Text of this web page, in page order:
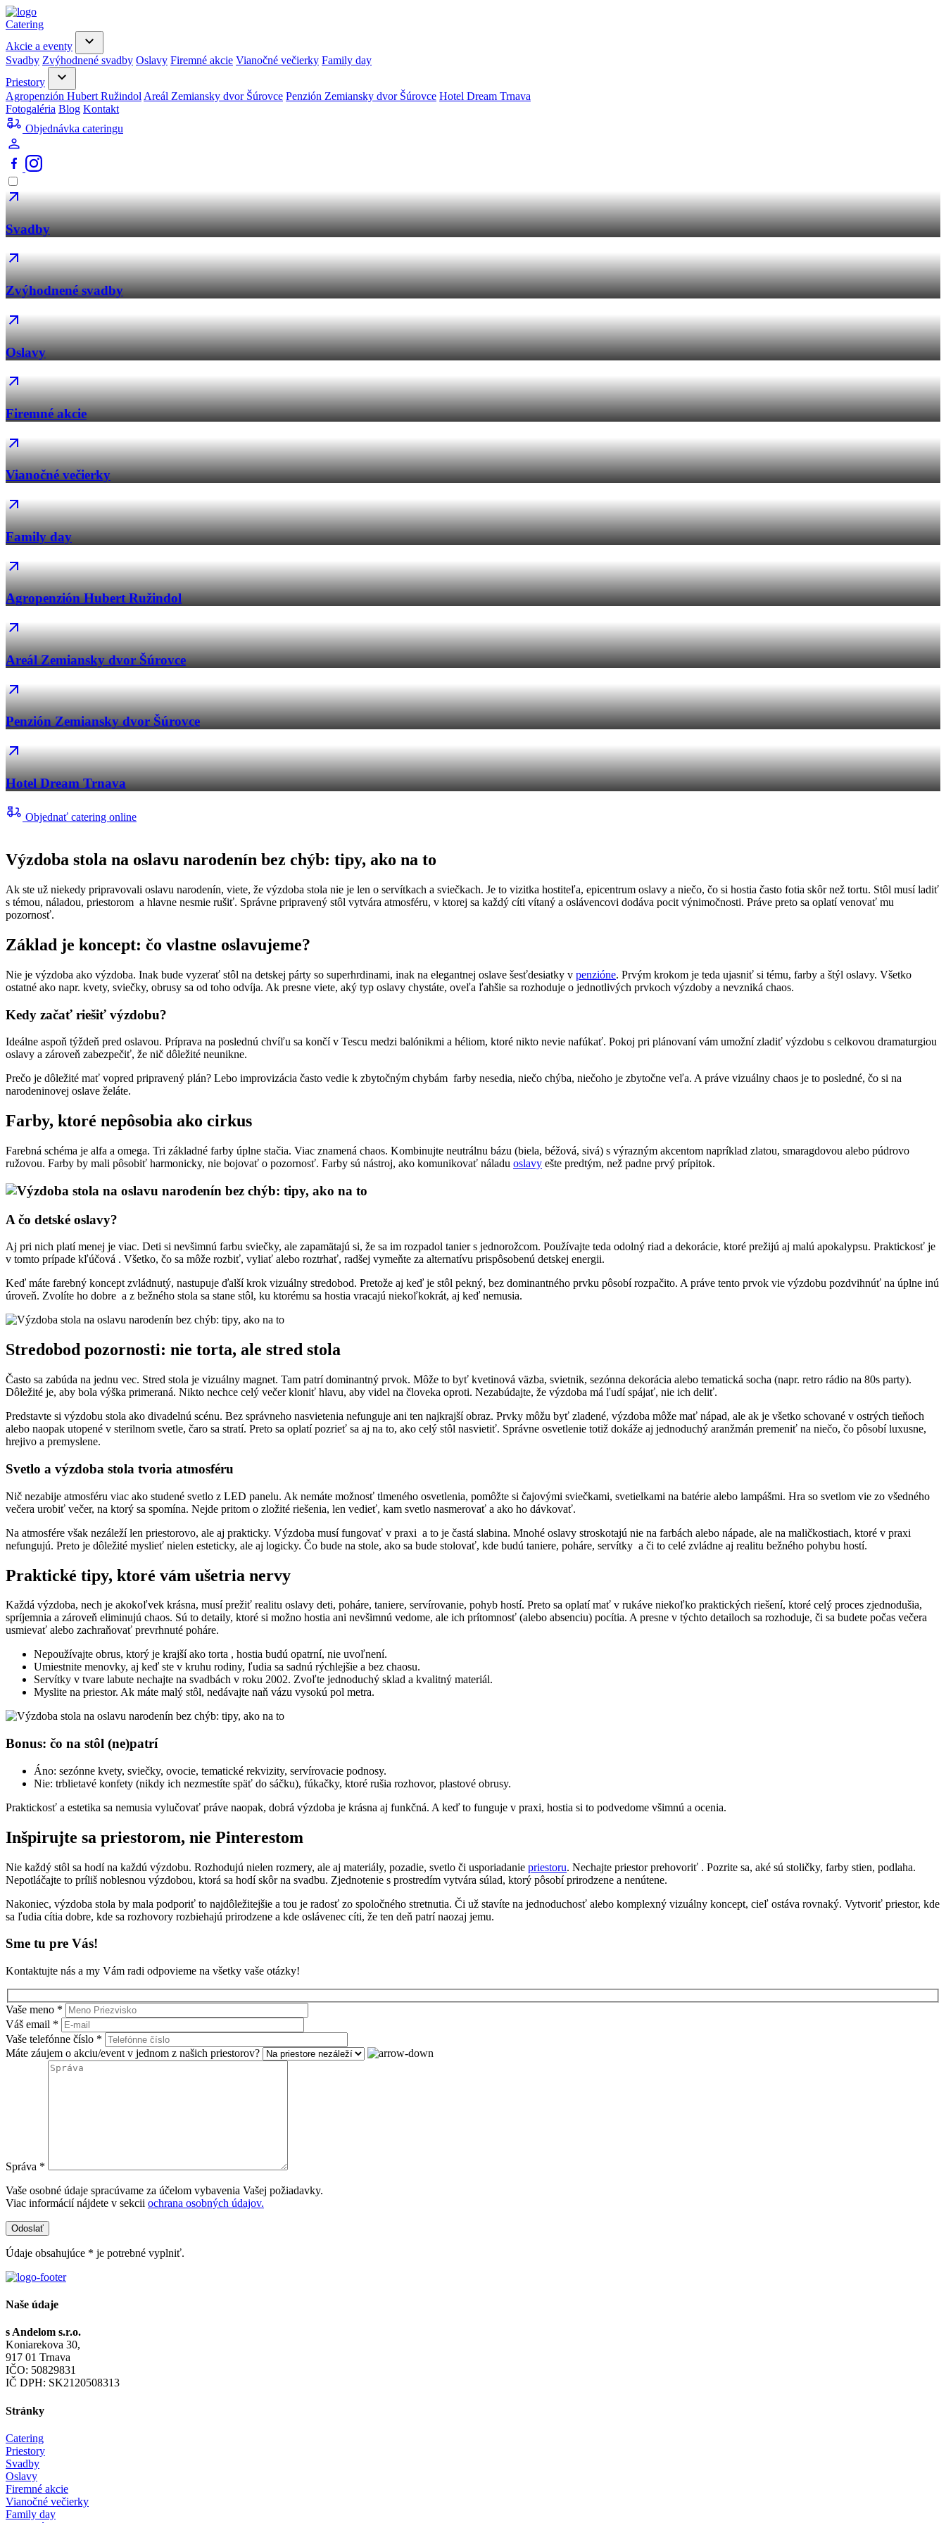
Catering
Akcie a eventy
Svadby Zvýhodnené svadby Oslavy Firemné akcie Vianočné večierky Family day
Priestory
Agropenzión Hubert Ružindol Areál Zemiansky dvor Šúrovce Penzión Zemiansky dvor Šúrovce Hotel Dream Trnava
Fotogaléria Blog Kontakt
Objednávka cateringu
Svadby
Zvýhodnené svadby
Oslavy
Firemné akcie
Vianočné večierky
Family day
Agropenzión Hubert Ružindol
Areál Zemiansky dvor Šúrovce
Penzión Zemiansky dvor Šúrovce
Hotel Dream Trnava
Objednať catering online
Výzdoba stola na oslavu narodenín bez chýb: tipy, ako na to
Ak ste už niekedy pripravovali oslavu narodenín, viete, že výzdoba stola nie je len o servítkach a sviečkach. Je to vizitka hostiteľa, epicentrum oslavy a niečo, čo si hostia často fotia skôr než tortu. Stôl musí ladiť
s témou, náladou, priestorom a hlavne nesmie rušiť. Správne pripravený stôl vytvára atmosféru, v ktorej sa každý cíti vítaný a oslávencovi dodáva pocit výnimočnosti. Práve preto sa oplatí venovať mu
pozornosť.
Základ je koncept: čo vlastne oslavujeme?
Nie je výzdoba ako výzdoba. Inak bude vyzerať stôl na detskej párty so superhrdinami, inak na elegantnej oslave šesťdesiatky v penzióne. Prvým krokom je teda ujasniť si tému, farby a štýl oslavy. Všetko
ostatné ako napr. kvety, sviečky, obrusy sa od toho odvíja. Ak presne viete, aký typ oslavy chystáte, oveľa ľahšie sa rozhoduje o jednotlivých prvkoch výzdoby a nevzniká chaos.
Kedy začať riešiť výzdobu?
Ideálne aspoň týždeň pred oslavou. Príprava na poslednú chvíľu sa končí v Tescu medzi balónikmi a héliom, ktoré nikto nevie nafúkať. Pokoj pri plánovaní vám umožní zladiť výzdobu s celkovou dramaturgiou
oslavy a zároveň zabezpečiť, že nič dôležité neunikne.
Prečo je dôležité mať vopred pripravený plán? Lebo improvizácia často vedie k zbytočným chybám farby nesedia, niečo chýba, niečoho je zbytočne veľa. A práve vizuálny chaos je to posledné, čo si na
narodeninovej oslave želáte.
Farby, ktoré nepôsobia ako cirkus
Farebná schéma je alfa a omega. Tri základné farby úplne stačia. Viac znamená chaos. Kombinujte neutrálnu bázu (biela, béžová, sivá) s výrazným akcentom napríklad zlatou, smaragdovou alebo púdrovo
ružovou. Farby by mali pôsobiť harmonicky, nie bojovať o pozornosť. Farby sú nástroj, ako komunikovať náladu oslavy ešte predtým, než padne prvý prípitok.
A čo detské oslavy?
Aj pri nich platí menej je viac. Deti si nevšimnú farbu sviečky, ale zapamätajú si, že sa im rozpadol tanier s jednorožcom. Používajte teda odolný riad a dekorácie, ktoré prežijú aj malú apokalypsu. Praktickosť je
v tomto prípade kľúčová . Všetko, čo sa môže rozbiť, vyliať alebo roztrhať, radšej vymeňte za alternatívu prispôsobenú detskej energii.
Keď máte farebný koncept zvládnutý, nastupuje ďalší krok vizuálny stredobod. Pretože aj keď je stôl pekný, bez dominantného prvku pôsobí rozpačito. A práve tento prvok vie výzdobu pozdvihnúť na úplne inú
úroveň. Zvolíte ho dobre a z bežného stola sa stane stôl, ku ktorému sa hostia vracajú niekoľkokrát, aj keď nemusia.
Stredobod pozornosti: nie torta, ale stred stola
Často sa zabúda na jednu vec. Stred stola je vizuálny magnet. Tam patrí dominantný prvok. Môže to byť kvetinová väzba, svietnik, sezónna dekorácia alebo tematická socha (napr. retro rádio na 80s party).
Dôležité je, aby bola výška primeraná. Nikto nechce celý večer kloniť hlavu, aby videl na človeka oproti. Nezabúdajte, že výzdoba má ľudí spájať, nie ich deliť.
Predstavte si výzdobu stola ako divadelnú scénu. Bez správneho nasvietenia nefunguje ani ten najkrajší obraz. Prvky môžu byť zladené, výzdoba môže mať nápad, ale ak je všetko schované v ostrých tieňoch
alebo naopak utopené v sterilnom svetle, čaro sa stratí. Preto sa oplatí pozrieť sa aj na to, ako celý stôl nasvietiť. Správne osvetlenie totiž dokáže aj jednoduchý aranžmán premeniť na niečo, čo pôsobí luxusne,
hrejivo a premyslene.
Svetlo a výzdoba stola tvoria atmosféru
Nič nezabije atmosféru viac ako studené svetlo z LED panelu. Ak nemáte možnosť tlmeného osvetlenia, pomôžte si čajovými sviečkami, svetielkami na batérie alebo lampášmi. Hra so svetlom vie zo všedného
večera urobiť večer, na ktorý sa spomína. Nejde pritom o zložité riešenia, len vedieť, kam svetlo nasmerovať a ako ho dávkovať.
Na atmosfére však nezáleží len priestorovo, ale aj prakticky. Výzdoba musí fungovať v praxi a to je častá slabina. Mnohé oslavy stroskotajú nie na farbách alebo nápade, ale na maličkostiach, ktoré v praxi
nefungujú. Preto je dôležité myslieť nielen esteticky, ale aj logicky. Čo bude na stole, ako sa bude stolovať, kde budú taniere, poháre, servítky a či to celé zvládne aj realitu bežného pohybu hostí.
Praktické tipy, ktoré vám ušetria nervy
Každá výzdoba, nech je akokoľvek krásna, musí prežiť realitu oslavy deti, poháre, taniere, servírovanie, pohyb hostí. Preto sa oplatí mať v rukáve niekoľko praktických riešení, ktoré celý proces zjednodušia,
spríjemnia a zároveň eliminujú chaos. Sú to detaily, ktoré si možno hostia ani nevšimnú vedome, ale ich prítomnosť (alebo absenciu) pocítia. A presne v týchto detailoch sa rozhoduje, či sa budete počas večera
usmievať alebo zachraňovať prevrhnuté poháre.
Nepoužívajte obrus, ktorý je krajší ako torta , hostia budú opatrní, nie uvoľnení.
Umiestnite menovky, aj keď ste v kruhu rodiny, ľudia sa sadnú rýchlejšie a bez chaosu.
Servítky v tvare labute nechajte na svadbách v roku 2002. Zvoľte jednoduchý sklad a kvalitný materiál.
Myslite na priestor. Ak máte malý stôl, nedávajte naň vázu vysokú pol metra.
Bonus: čo na stôl (ne)patrí
Áno: sezónne kvety, sviečky, ovocie, tematické rekvizity, servírovacie podnosy.
Nie: trblietavé konfety (nikdy ich nezmestíte späť do sáčku), fúkačky, ktoré rušia rozhovor, plastové obrusy.
Praktickosť a estetika sa nemusia vylučovať práve naopak, dobrá výzdoba je krásna aj funkčná. A keď to funguje v praxi, hostia si to podvedome všimnú a ocenia.
Inšpirujte sa priestorom, nie Pinterestom
Nie každý stôl sa hodí na každú výzdobu. Rozhodujú nielen rozmery, ale aj materiály, pozadie, svetlo či usporiadanie priestoru. Nechajte priestor prehovoriť . Pozrite sa, aké sú stoličky, farby stien, podlaha.
Nepotláčajte to príliš noblesnou výzdobou, ktorá sa hodí skôr na svadbu. Zjednotenie s prostredím vytvára súlad, ktorý pôsobí prirodzene a nenútene.
Nakoniec, výzdoba stola by mala podporiť to najdôležitejšie a tou je radosť zo spoločného stretnutia. Či už stavíte na jednoduchosť alebo komplexný vizuálny koncept, cieľ ostáva rovnaký. Vytvoriť priestor, kde
sa ľudia cítia dobre, kde sa rozhovory rozbiehajú prirodzene a kde oslávenec cíti, že ten deň patrí naozaj jemu.
Sme tu pre Vás!
Kontaktujte nás a my Vám radi odpovieme na všetky vaše otázky!
Vaše meno *
Váš email *
Vaše telefónne číslo *
Máte záujem o akciu/event v jednom z našich priestorov?
Správa *
Vaše osobné údaje spracúvame za účelom vybavenia Vašej požiadavky.
Viac informácií nájdete v sekcii ochrana osobných údajov.
Údaje obsahujúce * je potrebné vyplniť.
Naše údaje
s Andelom s.r.o.
Koniarekova 30,
917 01 Trnava
IČO: 50829831
IČ DPH: SK2120508313
Stránky
Catering
Priestory
Svadby
Oslavy
Firemné akcie
Vianočné večierky
Family day